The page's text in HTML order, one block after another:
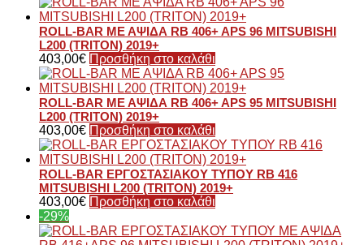
ROLL-BAR ΜΕ ΑΨΙΔΑ RB 406+ APS 96 MITSUBISHI
L200 (TRITON) 2019+
403,00€ Προσθήκη στο καλάθι
ROLL-BAR ΜΕ ΑΨΙΔΑ RB 406+ APS 95 MITSUBISHI
L200 (TRITON) 2019+
403,00€ Προσθήκη στο καλάθι
ROLL-BAR ΕΡΓΟΣΤΑΣΙΑΚΟΥ ΤΥΠΟΥ RB 416
MITSUBISHI L200 (TRITON) 2019+
403,00€ Προσθήκη στο καλάθι
-29%